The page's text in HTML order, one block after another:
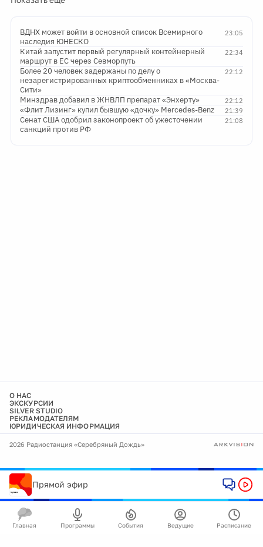
23:05
ВДНХ может войти в основной список Всемирного
наследия ЮНЕСКО
22:34
Китай запустит первый регулярный контейнерный
маршрут в ЕС через Севморпуть
22:12
Более 20 человек задержаны по делу о
незарегистрированных криптообменниках в «Москва-
Сити»
22:12
Минздрав добавил в ЖНВЛП препарат «Энхерту»
21:39
«Флит Лизинг» купил бывшую «дочку» Mercedes-Benz
21:08
Сенат США одобрил законопроект об ужесточении
санкций против РФ
О НАС
ЭКСКУРСИИ
SILVER STUDIO
РЕКЛАМОДАТЕЛЯМ
ЮРИДИЧЕСКАЯ ИНФОРМАЦИЯ
2026 Радиостанция «Серебряный Дождь»
Прямой эфир
Главная Программы События Ведущие Расписание